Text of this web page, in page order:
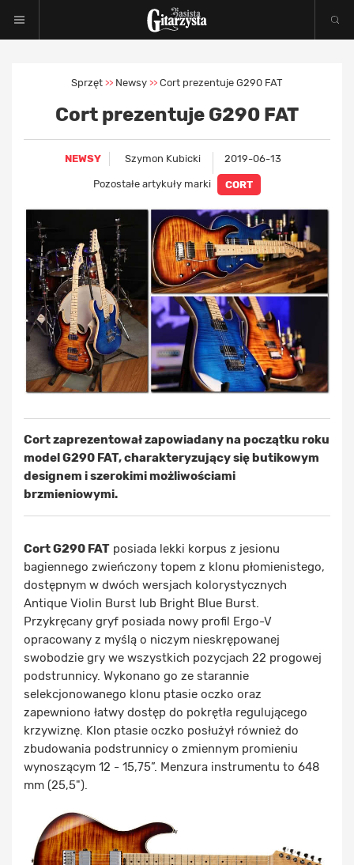
Sprzęt >> Newsy >> Cort prezentuje G290 FAT
Cort prezentuje G290 FAT
NEWSY Szymon Kubicki 2019-06-13
Pozostałe artykuły marki CORT
Cort zaprezentował zapowiadany na początku roku
model G290 FAT, charakteryzujący się butikowym
designem i szerokimi możliwościami
brzmieniowymi.
Cort G290 FAT posiada lekki korpus z jesionu
bagiennego zwieńczony topem z klonu płomienistego,
dostępnym w dwóch wersjach kolorystycznych
Antique Violin Burst lub Bright Blue Burst.
Przykręcany gryf posiada nowy profil Ergo-V
opracowany z myślą o niczym nieskrępowanej
swobodzie gry we wszystkich pozycjach 22 progowej
podstrunnicy. Wykonano go ze starannie
selekcjonowanego klonu ptasie oczko oraz
zapewniono łatwy dostęp do pokrętła regulującego
krzywiznę. Klon ptasie oczko posłużył również do
zbudowania podstrunnicy o zmiennym promieniu
wynoszącym 12 - 15,75”. Menzura instrumentu to 648
mm (25,5").